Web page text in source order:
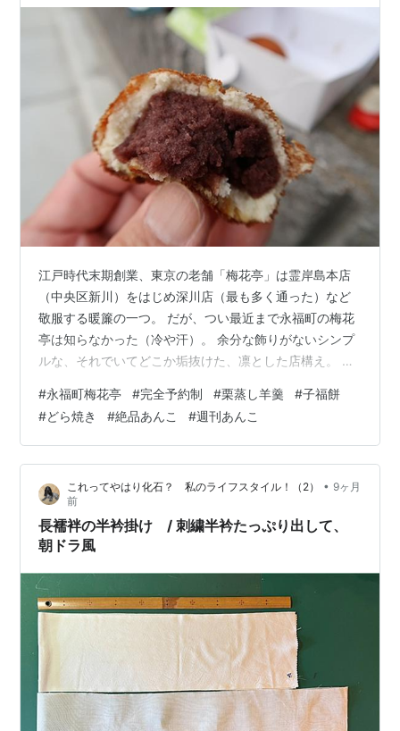
江戸時代末期創業、東京の老舗「梅花亭」は霊岸島本店
（中央区新川）をはじめ深川店（最も多く通った）など
敬服する暖簾の一つ。 だが、つい最近まで永福町の梅花
亭は知らなかった（冷や汗）。 余分な飾りがないシンプ
ルな、それでいてどこか垢抜けた、凛とした店構え。 完
で聞かれたので、「では午後3時にお伺いしたいですが」
と伝えた。軽い緊張。 京都屈指の上生菓子屋「嘯月（し
ょうげつ）」のイメージが脳内にちらついた。 これが想
像越えの凄い店だった。 ★ゲットしたキラ星 おらんだま
んぢゅう １３０円 栗蒸し羊羹（１棹）１０８０円 子福
餅 １５０円 どら焼き １７０…
#永福町梅花亭 #完全予約制 #栗蒸し羊羹 #子福餅
#どら焼き #絶品あんこ #週刊あんこ
これってやはり化石？ 私のライフスタイル！（2） • 9ヶ月
前
長襦袢の半衿掛け / 刺繍半衿たっぷり出して、
朝ドラ風